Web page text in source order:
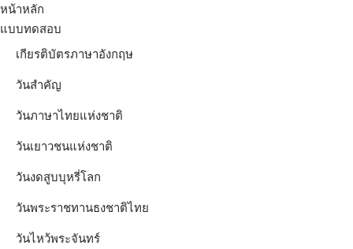
เมนู
หน้าหลัก
แบบทดสอบ
เกียรติบัตรภาษาอังกฤษ
วันสำคัญ
วันภาษาไทยแห่งชาติ
วันเยาวชนแห่งชาติ
วันงดสูบบุหรี่โลก
วันพระราชทานธงชาติไทย
วันไหว้พระจันทร์​